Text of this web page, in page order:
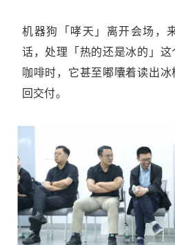
机器狗「哮天」离开会场，
话，处理「热的还是冰的」
咖啡时，它甚至嘟囔着读出
回交付。